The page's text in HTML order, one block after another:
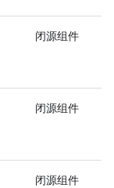
闭源组件
闭源组件
闭源组件